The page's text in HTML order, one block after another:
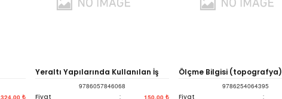
324,00 ₺
Yeraltı Yapılarında Kullanılan İş
Makineleri - Çözümlü Problemler
9786057846068
Fiyat : 150,00 ₺
Ölçme Bilgisi (topografya)
9786254064395
Fiyat :